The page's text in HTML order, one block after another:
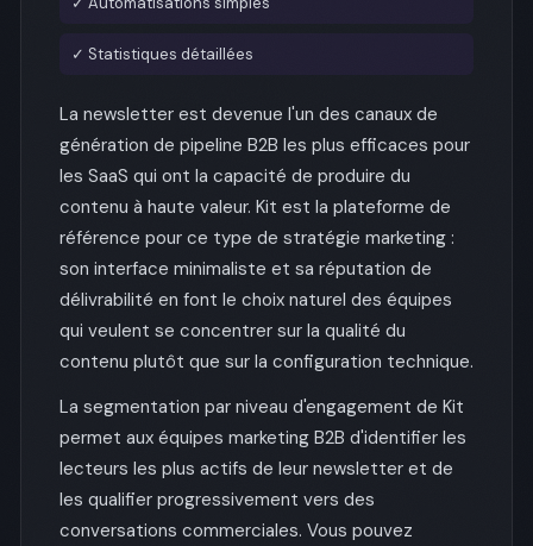
✓ Statistiques détaillées
La newsletter est devenue l'un des canaux de
génération de pipeline B2B les plus efficaces pour
les SaaS qui ont la capacité de produire du
contenu à haute valeur. Kit est la plateforme de
référence pour ce type de stratégie marketing :
son interface minimaliste et sa réputation de
délivrabilité en font le choix naturel des équipes
qui veulent se concentrer sur la qualité du
contenu plutôt que sur la configuration technique.
La segmentation par niveau d'engagement de Kit
permet aux équipes marketing B2B d'identifier les
lecteurs les plus actifs de leur newsletter et de
les qualifier progressivement vers des
conversations commerciales. Vous pouvez